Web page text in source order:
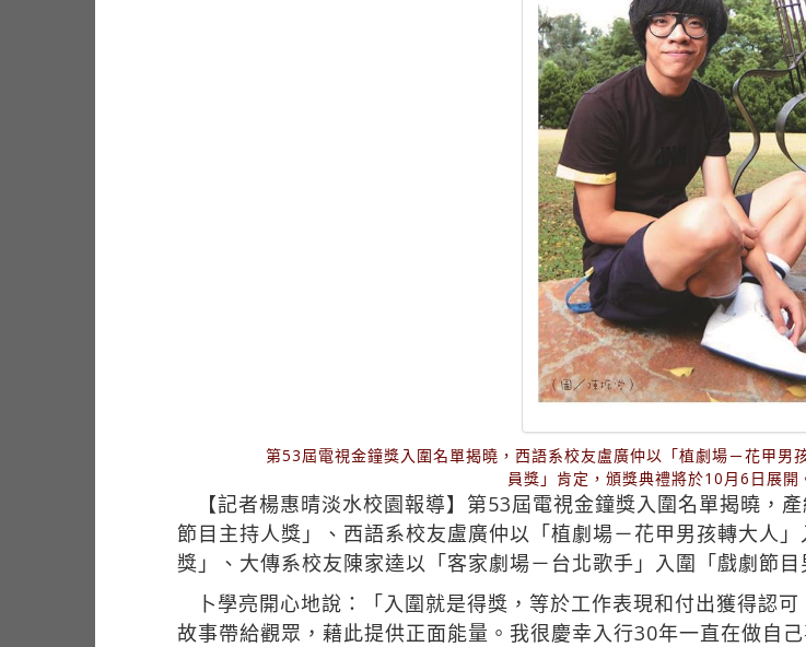
第53屆電視金鐘獎入圍名單揭曉，西語系校友盧廣仲以「植劇場－花甲男
員獎」肯定，頒獎典禮將於10月6日展開
【記者楊惠晴淡水校園報導】第53屆電視金鐘獎入圍名單揭曉，
節目主持人獎」、西語系校友盧廣仲以「植劇場－花甲男孩轉大人
獎」、大傳系校友陳家逵以「客家劇場－台北歌手」入圍「戲劇節
卜學亮開心地說：「入圍就是得獎，等於工作表現和付出獲得認
故事帶給觀眾，藉此提供正面能量。我很慶幸入行30年一直在做自